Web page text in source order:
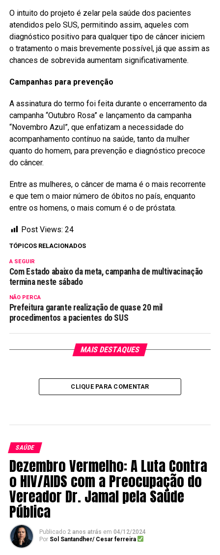
O intuito do projeto é zelar pela saúde dos pacientes
atendidos pelo SUS, permitindo assim, aqueles com
diagnóstico positivo para qualquer tipo de câncer iniciem
o tratamento o mais brevemente possível, já que assim as
chances de sobrevida aumentam significativamente.
Campanhas para prevenção
A assinatura do termo foi feita durante o encerramento da
campanha “Outubro Rosa” e lançamento da campanha
“Novembro Azul”, que enfatizam a necessidade do
acompanhamento contínuo na saúde, tanto da mulher
quanto do homem, para prevenção e diagnóstico precoce
do câncer.
Entre as mulheres, o câncer de mama é o mais recorrente
e que tem o maior número de óbitos no país, enquanto
entre os homens, o mais comum é o de próstata.
Post Views: 24
TÓPICOS RELACIONADOS
A SEGUIR
Com Estado abaixo da meta, campanha de multivacinação
termina neste sábado
NÃO PERCA
Prefeitura garante realização de quase 20 mil
procedimentos a pacientes do SUS
MAIS DESTAQUES
CLIQUE PARA COMENTAR
SAÚDE
Dezembro Vermelho: A Luta Contra
o HIV/AIDS com a Preocupação do
Vereador Dr. Jamal pela Saúde
Pública
Publicado 2 anos atrás em 04/12/2024
Por Sol Santandher/ Cesar ferreira